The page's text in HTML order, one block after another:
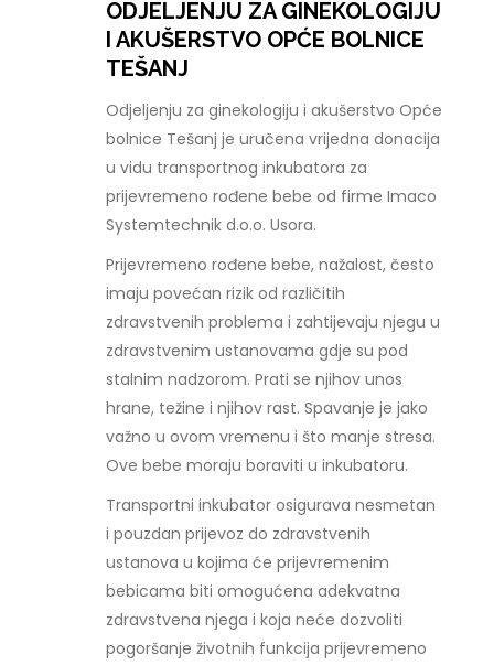
ODJELJENJU ZA GINEKOLOGIJU
I AKUŠERSTVO OPĆE BOLNICE
TEŠANJ
Odjeljenju za ginekologiju i akušerstvo Opće
bolnice Tešanj je uručena vrijedna donacija
u vidu transportnog inkubatora za
prijevremeno rođene bebe od firme Imaco
Systemtechnik d.o.o. Usora.
Prijevremeno rođene bebe, nažalost, često
imaju povećan rizik od različitih
zdravstvenih problema i zahtijevaju njegu u
zdravstvenim ustanovama gdje su pod
stalnim nadzorom. Prati se njihov unos
hrane, težine i njihov rast. Spavanje je jako
važno u ovom vremenu i što manje stresa.
Ove bebe moraju boraviti u inkubatoru.
Transportni inkubator osigurava nesmetan
i pouzdan prijevoz do zdravstvenih
ustanova u kojima će prijevremenim
bebicama biti omogućena adekvatna
zdravstvena njega i koja neće dozvoliti
pogoršanje životnih funkcija prijevremeno